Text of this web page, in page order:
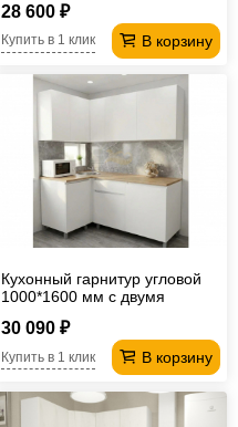
28 600 ₽
В корзину
Купить в 1 клик
Кухонный гарнитур угловой
1000*1600 мм с двумя
30 090 ₽
В корзину
Купить в 1 клик